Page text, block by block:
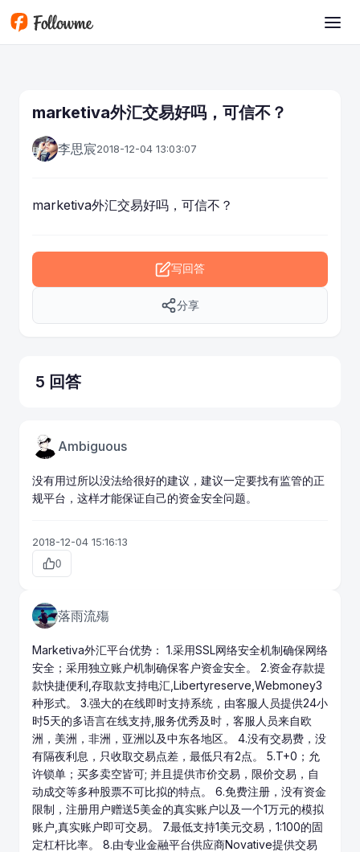
跳转到主要内容
marketiva外汇交易好吗，可信不？
李思宸2018-12-04 13:03:07
marketiva外汇交易好吗，可信不？
写回答
分享
5 回答
Ambiguous
没有用过所以没法给很好的建议，建议一定要找有监管的正
规平台，这样才能保证自己的资金安全问题。
2018-12-04 15:16:13
0
落雨流殤
Marketiva外汇平台优势： 1.采用SSL网络安全机制确保网络
安全；采用独立账户机制确保客户资金安全。 2.资金存款提
款快捷便利,存取款支持电汇,Libertyreserve,Webmoney3
种形式。 3.强大的在线即时支持系统，由客服人员提供24小
时5天的多语言在线支持,服务优秀及时，客服人员来自欧
洲，美洲，非洲，亚洲以及中东各地区。 4.没有交易费，没
有隔夜利息，只收取交易点差 ，最低只有2点。 5.T+0；允
许锁单；买多卖空皆可; 并且提供市价交易，限价交易，自
动成交等多种股票不可比拟的特点。 6.免费注册，没有资金
限制，注册用户赠送5美金的真实账户以及一个1万元的模拟
账户,真实账户即可交易。 7.最低支持1美元交易，1:100的固
定杠杆比率。 8.由专业金融平台供应商Novative提供交易